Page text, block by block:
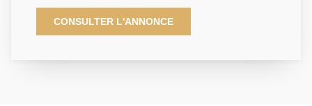
Cloud, des écoles internationales et de la gare (la
Défense/Saint-Lazare), cette maison d'architecte allie
charme de l'ancien et confort contemporain grâce à
CONSULTER L'ANNONCE